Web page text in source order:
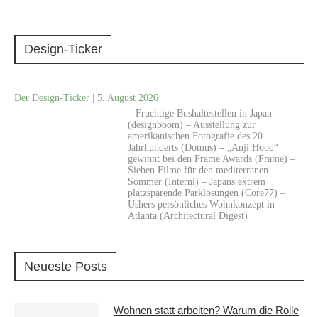
Design-Ticker
Der Design-Ticker | 5. August 2026
– Fruchtige Bushaltestellen in Japan
(designboom) – Ausstellung zur
amerikanischen Fotografie des 20.
Jahrhunderts (Domus) – „Anji Hood“
gewinnt bei den Frame Awards (Frame) –
Sieben Filme für den mediterranen
Sommer (Interni) – Japans extrem
platzsparende Parklösungen (Core77) –
Ushers persönliches Wohnkonzept in
Atlanta (Architectural Digest)
Neueste Posts
Wohnen statt arbeiten? Warum die Rolle